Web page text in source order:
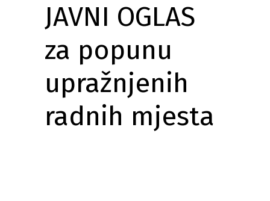
JAVNI OGLAS
za popunu
upražnjenih
radnih mjesta